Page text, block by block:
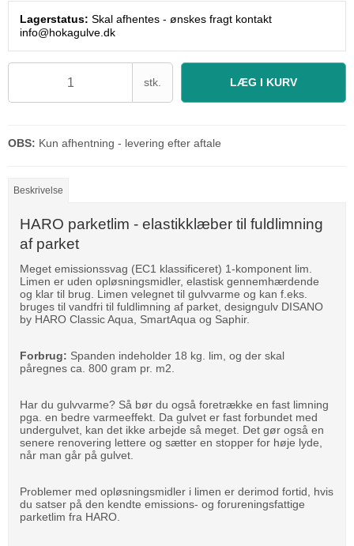
Lagerstatus: Skal afhentes - ønskes fragt kontakt
info@hokagulve.dk
stk. LÆG I KURV
OBS: Kun afhentning - levering efter aftale
Beskrivelse
HARO parketlim - elastikklæber til fuldlimning
af parket
Meget emissionssvag (EC1 klassificeret) 1-komponent lim.
Limen er uden opløsningsmidler, elastisk gennemhærdende
og klar til brug. Limen velegnet til gulvvarme og kan f.eks.
bruges til vandfri til fuldlimning af parket, designgulv DISANO
by HARO Classic Aqua, SmartAqua og Saphir.
Forbrug: Spanden indeholder 18 kg. lim, og der skal
påregnes ca. 800 gram pr. m2.
Har du gulvvarme? Så bør du også foretrække en fast limning
pga. en bedre varmeeffekt. Da gulvet er fast forbundet med
undergulvet, kan det ikke arbejde så meget. Det gør også en
senere renovering lettere og sætter en stopper for høje lyde,
når man går på gulvet.
Problemer med opløsningsmidler i limen er derimod fortid, hvis
du satser på den kendte emissions- og forureningsfattige
parketlim fra HARO.